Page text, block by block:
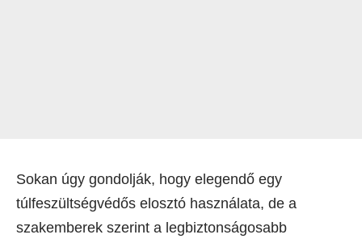
Sokan úgy gondolják, hogy elegendő egy
túlfeszültségvédős elosztó használata, de a
szakemberek szerint a legbiztonságosabb